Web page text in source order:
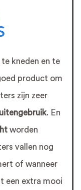
kneden en te
product om
zijn zeer
. En
worden
vallen nog
of wanneer
een extra mooi